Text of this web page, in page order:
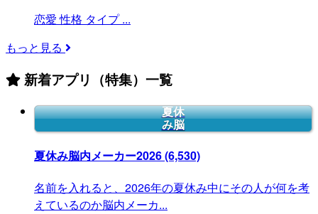
恋愛 性格 タイプ ...
もっと見る
新着アプリ（特集）一覧
夏休
み脳
夏休み脳内メーカー2026(6,530)
名前を入れると、2026年の夏休み中にその人が何を考
えているのか脳内メーカ...